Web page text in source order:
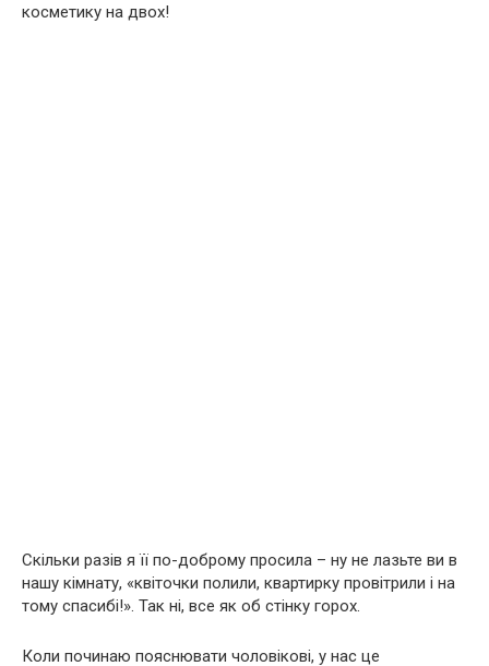
косметику на двох!
Скільки разів я її по-доброму просила – ну не лазьте ви в
нашу кімнату, «квіточки полили, квартирку провітрили і на
тому спасибі!». Так ні, все як об стінку горох.
Коли починаю пояснювати чоловікові, у нас це